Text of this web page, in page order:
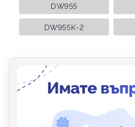
DW955
DW955K-2